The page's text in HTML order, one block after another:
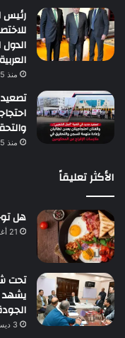
رئيس
الدول
العربية
منذ 5 أيام
منذ 5 أيام
الأكثر تعليقاً
هل
21 أغسطس، 2023
تحت
يشهد
3 ديسمبر، 2023